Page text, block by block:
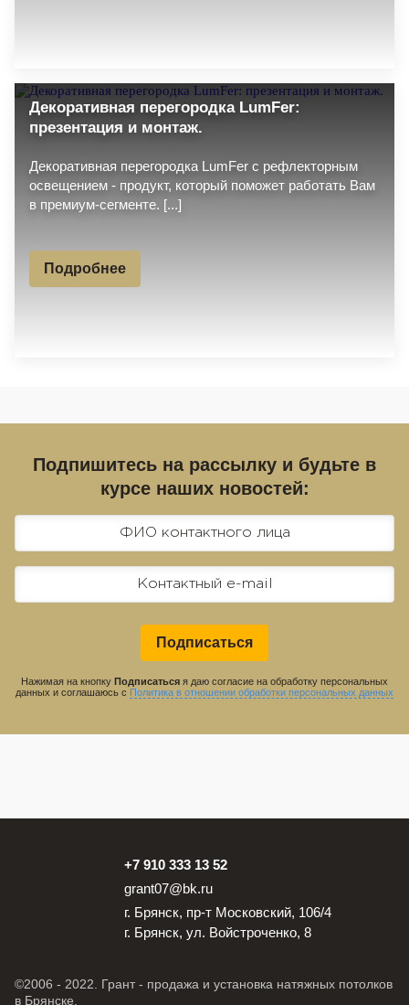
Декоративная перегородка LumFer:
презентация и монтаж.
Декоративная перегородка LumFer с рефлекторным
освещением - продукт, который поможет работать Вам
в премиум-сегменте. [...]
Подробнее
Подпишитесь на рассылку и будьте в
курсе наших новостей:
Подписаться
Нажимая на кнопку Подписаться я даю согласие на обработку персональных
данных и соглашаюсь с Политика в отношении обработки персональных данных
+7 910 333 13 52
grant07@bk.ru
г. Брянск, пр-т Московский, 106/4
г. Брянск, ул. Войстроченко, 8
©2006 - 2022. Грант - продажа и установка натяжных потолков
в Брянске.